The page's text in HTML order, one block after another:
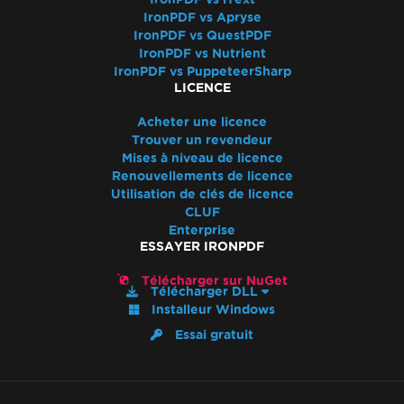
Formatage HTML pixel parfait
Azure Blob Storage
Serveur Blazor / WebAssembly (WASM)
Signatures numériques
Langues internationales et CMJK
IronPDF et IIS
Kerberos
Police cassée sur AWS Lambda
Visibilité des métadonnées
Impression depuis une imprimante réseau
MemoryStream
Rendre la vue en chaîne
Alternatives à System.Drawing.Common
IronPDF vs Apryse
IronPDF vs QuestPDF
IronPDF vs Nutrient
IronPDF vs PuppeteerSharp
LICENCE
Acheter une licence
Trouver un revendeur
Mises à niveau de licence
Renouvellements de licence
Utilisation de clés de licence
CLUF
Enterprise
ESSAYER IRONPDF
Télécharger sur NuGet
Télécharger DLL
Installeur Windows
Essai gratuit